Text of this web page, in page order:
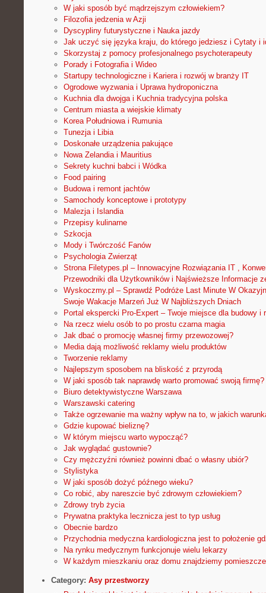
W jaki sposób być mądrzejszym człowiekiem?
Filozofia jedzenia w Azji
Dyscypliny futurystyczne i Nauka jazdy
Jak uczyć się języka kraju, do którego jedziesz i Cytaty i
Skorzystaj z pomocy profesjonalnego psychoterapeuty
Porady i Fotografia i Wideo
Startupy technologiczne i Kariera i rozwój w branży IT
Ogrodowe wyzwania i Uprawa hydroponiczna
Kuchnia dla dwojga i Kuchnia tradycyjna polska
Centrum miasta a wiejskie klimaty
Korea Południowa i Rumunia
Tunezja i Libia
Doskonałe urządzenia pakujące
Nowa Zelandia i Mauritius
Sekrety kuchni babci i Wódka
Food pairing
Budowa i remont jachtów
Samochody konceptowe i prototypy
Malezja i Islandia
Przepisy kulinarne
Szkocja
Mody i Twórczość Fanów
Psychologia Zwierząt
Strona Filetypes.pl – Innowacyjne Rozwiązania IT ,
Przewodniki dla Użytkowników i Najświeższe Informacje
Wyskoczmy.pl – Sprawdź Podróże Last Minute W
Swoje Wakacje Marzeń Już W Najbliższych Dniach
Portal ekspercki Pro-Expert – Twoje miejsce dla budowy i
Na rzecz wielu osób to po prostu czarna magia
Jak dbać o promocję własnej firmy przewozowej?
Media dają możliwość reklamy wielu produktów
Tworzenie reklamy
Najlepszym sposobem na bliskość z przyrodą
W jaki sposób tak naprawdę warto promować swoją firmę?
Biuro detektywistyczne Warszawa
Warszawski catering
Także ogrzewanie ma ważny wpływ na to, w jakich
Gdzie kupować bieliznę?
W którym miejscu warto wypocząć?
Jak wyglądać gustownie?
Czy mężczyźni również powinni dbać o własny ubiór?
Stylistyka
W jaki sposób dożyć późnego wieku?
Co robić, aby nareszcie być zdrowym człowiekiem?
Zdrowy tryb życia
Prywatna praktyka lecznicza jest to typ usług
Obecnie bardzo
Przychodnia medyczna kardiologiczna jest to położenie
Na rynku medycznym funkcjonuje wielu lekarzy
W każdym mieszkaniu oraz domu znajdziemy
Category: Asy przestworzy